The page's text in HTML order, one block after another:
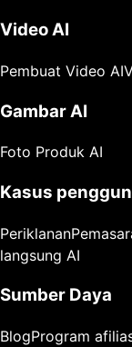
Video AI
Pembuat Video AI
Gambar AI
Foto Produk AI
Kasus
Periklanan
langsung AI
Sumber Daya
BlogProgram